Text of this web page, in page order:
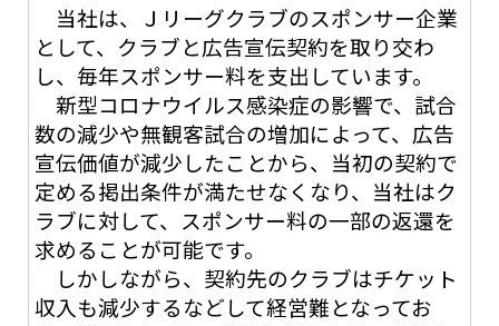
当社は、Ｊリーグクラブのスポンサー企業
として、クラブと広告宣伝契約を取り交わ
し、毎年スポンサー料を支出しています。
新型コロナウイルス感染症の影響で、試合
数の減少や無観客試合の増加によって、広告
宣伝価値が減少したことから、当初の契約で
定める掲出条件が満たせなくなり、当社はク
ラブに対して、スポンサー料の一部の返還を
求めることが可能です。
しかしながら、契約先のクラブはチケット
収入も減少するなどして経営難となってお